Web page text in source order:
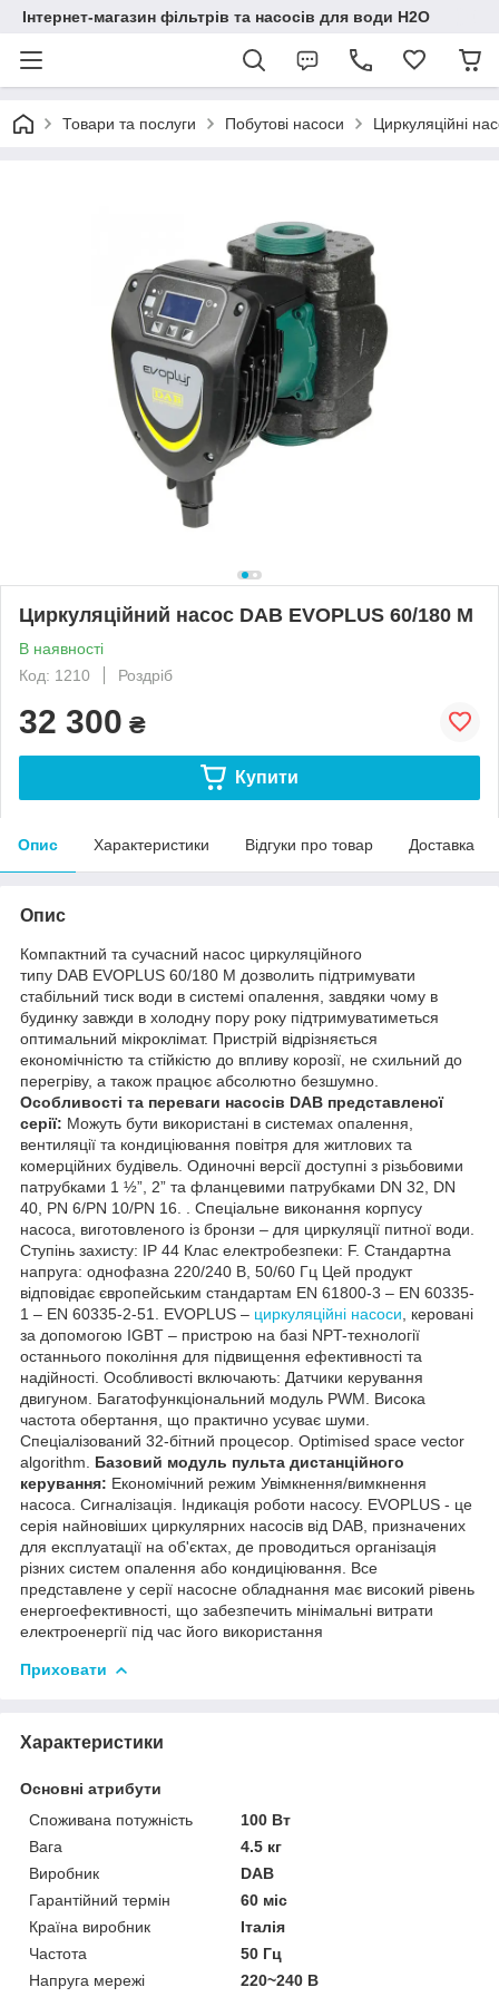
Інтернет-магазин фільтрів та насосів для води H2O
Товари та послуги Побутові насоси Циркуляційні
Циркуляційний насос DAB EVOPLUS 60/180 M
В наявності
Код: 1210
Роздріб
32 300 ₴
Купити
Опис Характеристики Відгуки про товар Доставка
Опис
Компактний та сучасний насос циркуляційного
типу DAB EVOPLUS 60/180 M дозволить підтримувати
стабільний тиск води в системі опалення, завдяки чому в
будинку завжди в холодну пору року підтримуватиметься
оптимальний мікроклімат. Пристрій відрізняється
економічністю та стійкістю до впливу корозії, не схильний до
перегріву, а також працює абсолютно безшумно.
Особливості та переваги насосів DAB представленої
серії: Можуть бути використані в системах опалення,
вентиляції та кондиціювання повітря для житлових та
комерційних будівель. Одиночні версії доступні з різьбовими
патрубками 1 ½”, 2” та фланцевими патрубками DN 32, DN
40, PN 6/PN 10/PN 16. . Спеціальне виконання корпусу
насоса, виготовленого із бронзи – для циркуляції питної води.
Ступінь захисту: IP 44 Клас електробезпеки: F. Стандартна
напруга: однофазна 220/240 В, 50/60 Гц Цей продукт
відповідає європейським стандартам EN 61800-3 – EN 60335-
1 – EN 60335-2-51. EVOPLUS – циркуляційні насоси , керовані
за допомогою IGBT – пристрою на базі NPT-технології
останнього покоління для підвищення ефективності та
надійності. Особливості включають: Датчики керування
двигуном. Багатофункціональний модуль PWM. Висока
частота обертання, що практично усуває шуми.
Спеціалізований 32-бітний процесор. Optimised space vector
algorithm. Базовий модуль пульта дистанційного
керування: Економічний режим Увімкнення/вимкнення
насоса. Сигналізація. Індикація роботи насосу. EVOPLUS - це
серія найновіших циркулярних насосів від DAB, призначених
для експлуатації на об'єктах, де проводиться організація
різних систем опалення або кондиціювання. Все
представлене у серії насосне обладнання має високий рівень
енергоефективності, що забезпечить мінімальні витрати
електроенергії під час його використання
Приховати
Характеристики
Основні атрибути
Споживана потужність
100 Вт
Вага
4.5 кг
Виробник
DAB
Гарантійний термін
60 міс
Країна виробник
Італія
Частота
50 Гц
Напруга мережі
220~240 В